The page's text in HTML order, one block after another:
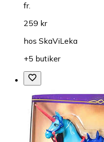
fr.
259 kr
hos SkaViLeka
+5 butiker